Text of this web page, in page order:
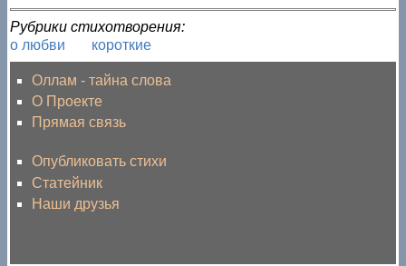
Рубрики стихотворения:
о любви
короткие
Оллам - тайна слова
О Проекте
Прямая связь
Опубликовать стихи
Статейник
Наши друзья